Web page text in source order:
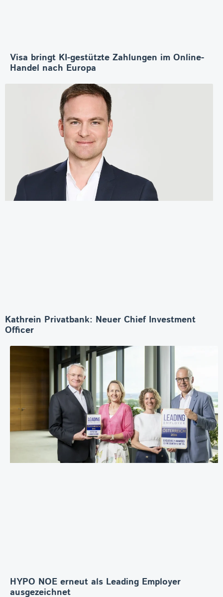
Visa bringt KI-gestützte Zahlungen im Online-
Handel nach Europa
Kathrein Privatbank: Neuer Chief Investment
Officer
HYPO NOE erneut als Leading Employer
ausgezeichnet